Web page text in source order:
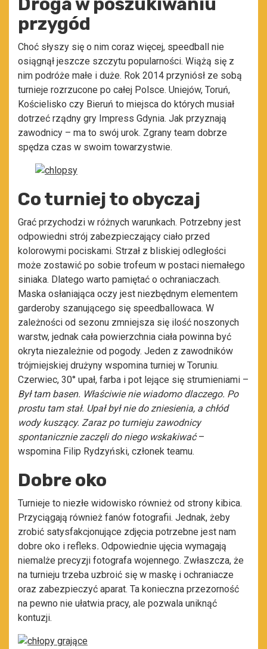
Droga w poszukiwaniu
przygód
Choć słyszy się o nim coraz więcej, speedball nie
osiągnął jeszcze szczytu popularności. Wiążą się z
nim podróże małe i duże. Rok 2014 przyniósł ze sobą
turnieje rozrzucone po całej Polsce. Uniejów, Toruń,
Kościelisko czy Bieruń to miejsca do których musiał
dotrzeć rządny gry Impress Gdynia. Jak przyznają
zawodnicy – ma to swój urok. Zgrany team dobrze
spędza czas w swoim towarzystwie.
Co turniej to obyczaj
Grać przychodzi w różnych warunkach. Potrzebny jest
odpowiedni strój zabezpieczający ciało przed
kolorowymi pociskami. Strzał z bliskiej odległości
może zostawić po sobie trofeum w postaci niemałego
siniaka. Dlatego warto pamiętać o ochraniaczach.
Maska osłaniająca oczy jest niezbędnym elementem
garderoby szanującego się speedballowaca. W
zależności od sezonu zmniejsza się ilość noszonych
warstw, jednak cała powierzchnia ciała powinna być
okryta niezależnie od pogody. Jeden z zawodników
trójmiejskiej drużyny wspomina turniej w Toruniu.
Czerwiec, 30° upał, farba i pot lejące się strumieniami –
Był tam basen. Właściwie nie wiadomo dlaczego. Po
prostu tam stał. Upał był nie do zniesienia, a chłód
wody kuszący. Zaraz po turnieju zawodnicy
spontanicznie zaczęli do niego wskakiwać–
wspomina Filip Rydzyński, członek teamu.
Dobre oko
Turnieje to niezłe widowisko również od strony kibica.
Przyciągają również fanów fotografii. Jednak, żeby
zrobić satysfakcjonujące zdjęcia potrzebne jest nam
dobre oko i refleks. Odpowiednie ujęcia wymagają
niemalże precyzji fotografa wojennego. Zwłaszcza, że
na turnieju trzeba uzbroić się w maskę i ochraniacze
oraz zabezpieczyć aparat. Ta konieczna przezorność
na pewno nie ułatwia pracy, ale pozwala uniknąć
kontuzji.